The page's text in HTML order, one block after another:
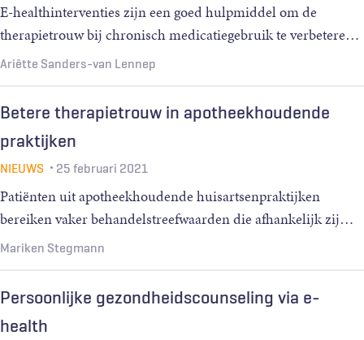
E-healthinterventies zijn een goed hulpmiddel om de
therapietrouw bij chronisch medicatiegebruik te verbetere…
Ariëtte Sanders-van Lennep
Betere therapietrouw in apotheekhoudende
praktijken
NIEUWS 25 februari 2021
Patiënten uit apotheekhoudende huisartsenpraktijken
bereiken vaker behandelstreefwaarden die afhankelijk zij…
Mariken Stegmann
Persoonlijke gezondheidscounseling via e-
health